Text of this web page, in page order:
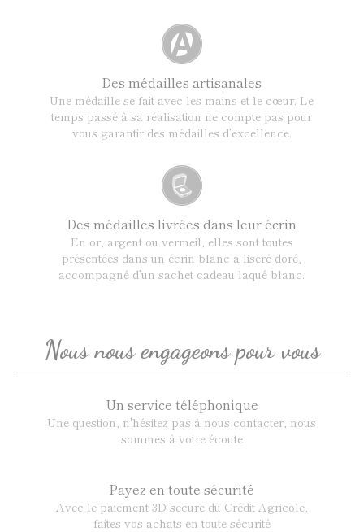
Des médailles artisanales
Une médaille se fait avec les mains et le cœur. Le
temps passé à sa réalisation ne compte pas pour
vous garantir des médailles d’excellence.
Des médailles livrées dans leur écrin
En or, argent ou vermeil, elles sont toutes
présentées dans un écrin blanc à liseré doré,
accompagné d’un sachet cadeau laqué blanc.
Nous nous engageons pour vous
Un service téléphonique
Une question, n'hésitez pas à nous contacter, nous
sommes à votre écoute
Payez en toute sécurité
Avec le paiement 3D secure du Crédit Agricole,
faites vos achats en toute sécurité